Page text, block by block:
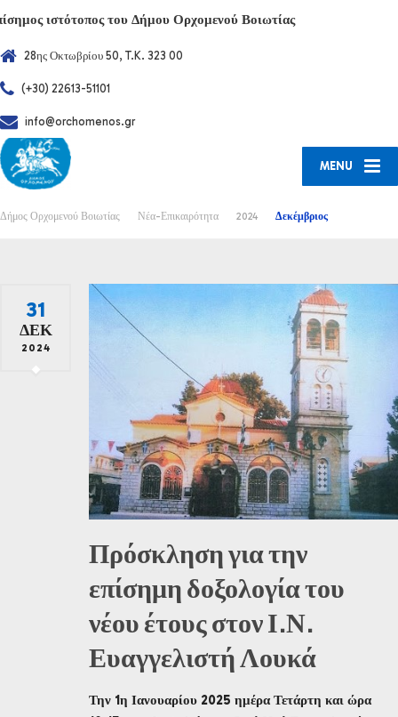
ιστότοπος του Δήμου Ορχομενού Βοιωτίας
28ης Οκτωβρίου 50, T.K. 323 00
(+30) 22613-51101
info@orchomenos.gr
MENU
Δήμος Ορχομενού Βοιωτίας Νέα-Επικαιρότητα 2024 Δεκέμβριος
31
ΔΕΚ
2024
Πρόσκληση για την
επίσημη δοξολογία του
νέου έτους στον Ι.Ν.
Ευαγγελιστή Λουκά
Την 1η Ιανουαρίου 2025 ημέρα Τετάρτη και ώρα